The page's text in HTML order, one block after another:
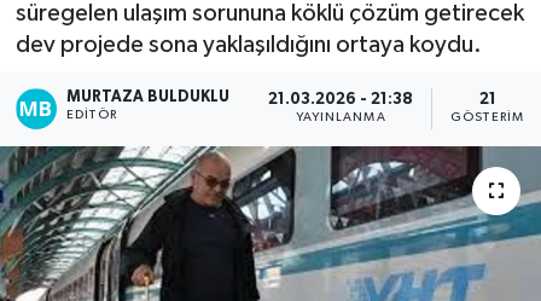
süregelen ulaşım sorununa köklü çözüm getirecek
dev projede sona yaklaşıldığını ortaya koydu.
MURTAZA BULDUKLU
EDITÖR
21.03.2026 - 21:38
YAYINLANMA
21
GÖSTERIM
Magazin
Yaşam